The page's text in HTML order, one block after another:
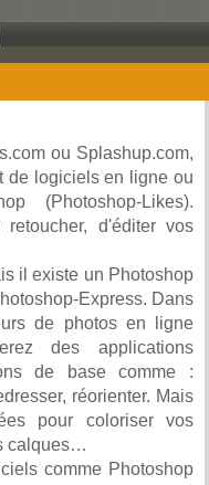
ou Splashup.com,
de logiciels en ligne ou
(Photoshop-Likes).
d'éditer vos
il existe un Photoshop
Express. Dans
de photos en ligne
des applications
de base comme :
réorienter. Mais
pour coloriser vos
calques…
comme Photoshop